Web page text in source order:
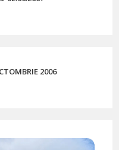
2006